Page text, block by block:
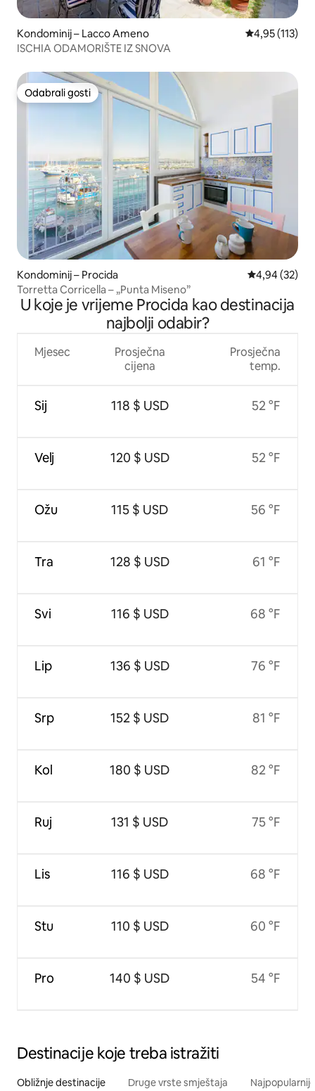
Kondominij – Lacco Ameno Prosječna
4,95 (113)
ISCHIA ODAMORIŠTE IZ SNOVA
Odabrali gosti
Odabrali gosti
Kondominij – Procida Prosječna
4,94 (32)
Torretta Corricella – „Punta Miseno”
U koje je vrijeme Procida kao destinacija
najbolji odabir?
Mjesec
Sij
Velj
Ožu
Tra
Svi
Lip
Srp
Kol
Ruj
Lis
Stu
Pro
Prosječna
cijena
118 $ USD
120 $ USD
115 $ USD
128 $ USD
116 $ USD
136 $ USD
152 $ USD
180 $ USD
131 $ USD
116 $ USD
110 $ USD
140 $ USD
Prosječna
temp.
52 °F
52 °F
56 °F
61 °F
68 °F
76 °F
81 °F
82 °F
75 °F
68 °F
60 °F
54 °F
Destinacije koje treba istražiti
Obližnje destinacije Druge vrste smještaja